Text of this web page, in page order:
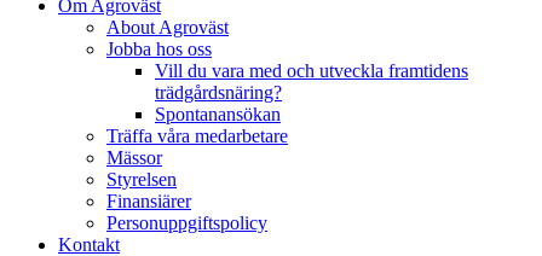
Om Agroväst
About Agroväst
Jobba hos oss
Vill du vara med och utveckla framtidens
trädgårdsnäring?
Spontanansökan
Träffa våra medarbetare
Mässor
Styrelsen
Finansiärer
Personuppgiftspolicy
Kontakt